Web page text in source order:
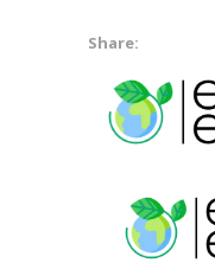
Share: